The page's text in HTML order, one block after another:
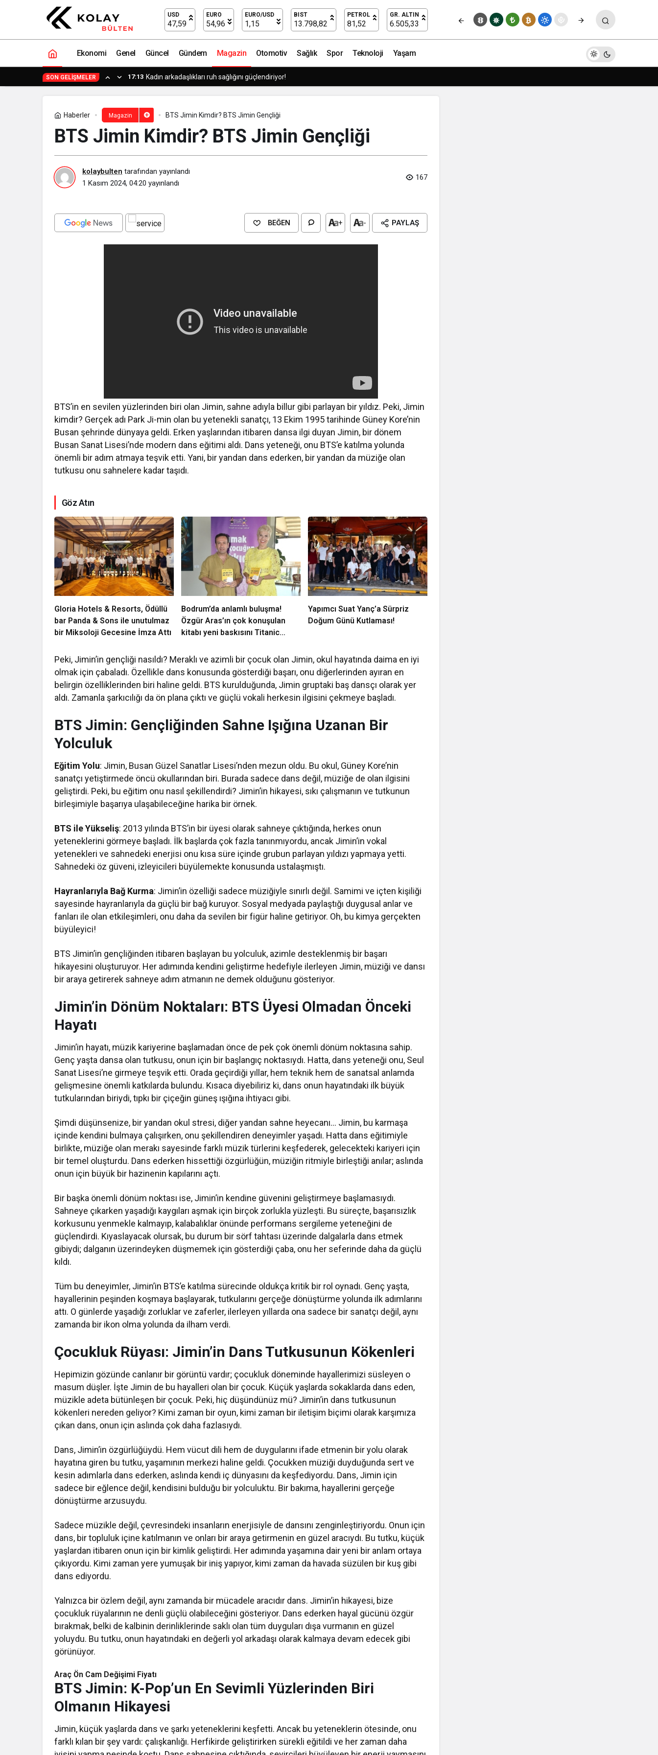
USD
47,59
EURO
54,96
EURO/USD
1,15
BIST
13.798,82
PETROL
81,52
GR. ALTIN
6.505,33
Ekonomi Genel Güncel Gündem Magazin Otomotiv Sağlık Spor Teknoloji Yaşam
SON GELIŞMELER 17:13 Kadın arkadaşlıkları ruh sağlığını güçlendiriyor!
Haberler Magazin BTS Jimin Kimdir? BTS Jimin Gençliği
BTS Jimin Kimdir? BTS Jimin Gençliği
kolaybulten tarafından yayınlandı
1 Kasım 2024, 04:20 yayınlandı
167
BEĞEN + - PAYLAŞ
BTS’in en sevilen yüzlerinden biri olan Jimin, sahne adıyla billur gibi parlayan bir yıldız. Peki, Jimin
kimdir? Gerçek adı Park Ji-min olan bu yetenekli sanatçı, 13 Ekim 1995 tarihinde Güney Kore’nin
Busan şehrinde dünyaya geldi. Erken yaşlarından itibaren dansa ilgi duyan Jimin, bir dönem
Busan Sanat Lisesi’nde modern dans eğitimi aldı. Dans yeteneği, onu BTS’e katılma yolunda
önemli bir adım atmaya teşvik etti. Yani, bir yandan dans ederken, bir yandan da müziğe olan
tutkusu onu sahnelere kadar taşıdı.
Göz Atın
Gloria Hotels & Resorts, Ödüllü
bar Panda & Sons ile unutulmaz
bir Miksoloji Gecesine İmza Attı
Bodrum’da anlamlı buluşma!
Özgür Aras’ın çok konuşulan
kitabı yeni baskısını Titanic
kutladı
Yapımcı Suat Yanç’a Sürpriz
Doğum Günü Kutlaması!
Peki, Jimin’in gençliği nasıldı? Meraklı ve azimli bir çocuk olan Jimin, okul hayatında daima en iyi
olmak için çabaladı. Özellikle dans konusunda gösterdiği başarı, onu diğerlerinden ayıran en
belirgin özelliklerinden biri haline geldi. BTS kurulduğunda, Jimin gruptaki baş dansçı olarak yer
aldı. Zamanla şarkıcılığı da ön plana çıktı ve güçlü vokali herkesin ilgisini çekmeye başladı.
BTS Jimin: Gençliğinden Sahne Işığına Uzanan Bir
Yolculuk
Eğitim Yolu: Jimin, Busan Güzel Sanatlar Lisesi’nden mezun oldu. Bu okul, Güney Kore’nin
sanatçı yetiştirmede öncü okullarından biri. Burada sadece dans değil, müziğe de olan ilgisini
geliştirdi. Peki, bu eğitim onu nasıl şekillendirdi? Jimin’in hikayesi, sıkı çalışmanın ve tutkunun
birleşimiyle başarıya ulaşabileceğine harika bir örnek.
BTS ile Yükseliş: 2013 yılında BTS’in bir üyesi olarak sahneye çıktığında, herkes onun
yeteneklerini görmeye başladı. İlk başlarda çok fazla tanınmıyordu, ancak Jimin’in vokal
yetenekleri ve sahnedeki enerjisi onu kısa süre içinde grubun parlayan yıldızı yapmaya yetti.
Sahnedeki öz güveni, izleyicileri büyülemekte konusunda ustalaşmıştı.
Hayranlarıyla Bağ Kurma: Jimin’in özelliği sadece müziğiyle sınırlı değil. Samimi ve içten kişiliği
sayesinde hayranlarıyla da güçlü bir bağ kuruyor. Sosyal medyada paylaştığı duygusal anlar ve
fanları ile olan etkileşimleri, onu daha da sevilen bir figür haline getiriyor. Oh, bu kimya gerçekten
büyüleyici!
BTS Jimin’in gençliğinden itibaren başlayan bu yolculuk, azimle desteklenmiş bir başarı
hikayesini oluşturuyor. Her adımında kendini geliştirme hedefiyle ilerleyen Jimin, müziği ve dansı
bir araya getirerek sahneye adım atmanın ne demek olduğunu gösteriyor.
Jimin’in Dönüm Noktaları: BTS Üyesi Olmadan Önceki
Hayatı
Jimin’in hayatı, müzik kariyerine başlamadan önce de pek çok önemli dönüm noktasına sahip.
Genç yaşta dansa olan tutkusu, onun için bir başlangıç noktasıydı. Hatta, dans yeteneği onu, Seul
Sanat Lisesi’ne girmeye teşvik etti. Orada geçirdiği yıllar, hem teknik hem de sanatsal anlamda
gelişmesine önemli katkılarda bulundu. Kısaca diyebiliriz ki, dans onun hayatındaki ilk büyük
tutkularından biriydi, tıpkı bir çiçeğin güneş ışığına ihtiyacı gibi.
Şimdi düşünsenize, bir yandan okul stresi, diğer yandan sahne heyecanı… Jimin, bu karmaşa
içinde kendini bulmaya çalışırken, onu şekillendiren deneyimler yaşadı. Hatta dans eğitimiyle
birlikte, müziğe olan merakı sayesinde farklı müzik türlerini keşfederek, gelecekteki kariyeri için
bir temel oluşturdu. Dans ederken hissettiği özgürlüğün, müziğin ritmiyle birleştiği anılar; aslında
onun için büyük bir hazinenin kapılarını açtı.
Bir başka önemli dönüm noktası ise, Jimin’in kendine güvenini geliştirmeye başlamasıydı.
Sahneye çıkarken yaşadığı kaygıları aşmak için birçok zorlukla yüzleşti. Bu süreçte, başarısızlık
korkusunu yenmekle kalmayıp, kalabalıklar önünde performans sergileme yeteneğini de
güçlendirdi. Kıyaslayacak olursak, bu durum bir sörf tahtası üzerinde dalgalarla dans etmek
gibiydi; dalganın üzerindeyken düşmemek için gösterdiği çaba, onu her seferinde daha da güçlü
kıldı.
Tüm bu deneyimler, Jimin’in BTS’e katılma sürecinde oldukça kritik bir rol oynadı. Genç yaşta,
hayallerinin peşinden koşmaya başlayarak, tutkularını gerçeğe dönüştürme yolunda ilk adımlarını
attı. O günlerde yaşadığı zorluklar ve zaferler, ilerleyen yıllarda ona sadece bir sanatçı değil, aynı
zamanda bir ikon olma yolunda da ilham verdi.
Çocukluk Rüyası: Jimin’in Dans Tutkusunun Kökenleri
Hepimizin gözünde canlanır bir görüntü vardır; çocukluk döneminde hayallerimizi süsleyen o
masum düşler. İşte Jimin de bu hayalleri olan bir çocuk. Küçük yaşlarda sokaklarda dans eden,
müzikle adeta bütünleşen bir çocuk. Peki, hiç düşündünüz mü? Jimin’in dans tutkusunun
kökenleri nereden geliyor? Kimi zaman bir oyun, kimi zaman bir iletişim biçimi olarak karşımıza
çıkan dans, onun için aslında çok daha fazlasıydı.
Dans, Jimin’in özgürlüğüydü. Hem vücut dili hem de duygularını ifade etmenin bir yolu olarak
hayatına giren bu tutku, yaşamının merkezi haline geldi. Çocukken müziği duyduğunda sert ve
kesin adımlarla dans ederken, aslında kendi iç dünyasını da keşfediyordu. Dans, Jimin için
sadece bir eğlence değil, kendisini bulduğu bir yolculuktu. Bir bakıma, hayallerini gerçeğe
dönüştürme arzusuydu.
Sadece müzikle değil, çevresindeki insanların enerjisiyle de dansını zenginleştiriyordu. Onun için
dans, bir topluluk içine katılmanın ve onları bir araya getirmenin en güzel aracıydı. Bu tutku, küçük
yaşlardan itibaren onun için bir kimlik geliştirdi. Her adımında yaşamına dair yeni bir anlam ortaya
çıkıyordu. Kimi zaman yere yumuşak bir iniş yapıyor, kimi zaman da havada süzülen bir kuş gibi
dans ediyordu.
Yalnızca bir özlem değil, aynı zamanda bir mücadele aracıdır dans. Jimin’in hikayesi, bize
çocukluk rüyalarının ne denli güçlü olabileceğini gösteriyor. Dans ederken hayal gücünü özgür
bırakmak, belki de kalbinin derinliklerinde saklı olan tüm duyguları dışa vurmanın en güzel
yoluydu. Bu tutku, onun hayatındaki en değerli yol arkadaşı olarak kalmaya devam edecek gibi
görünüyor.
Araç Ön Cam Değişimi Fiyatı​​
BTS Jimin: K-Pop’un En Sevimli Yüzlerinden Biri
Olmanın Hikayesi
Jimin, küçük yaşlarda dans ve şarkı yeteneklerini keşfetti. Ancak bu yeteneklerin ötesinde, onu
farklı kılan bir şey vardı: çalışkanlığı. Herfikirde geliştirirken sürekli eğitildi ve her zaman daha
BTS Jimin Kimdir? BTS Jimin Gençliği Yorum Yap